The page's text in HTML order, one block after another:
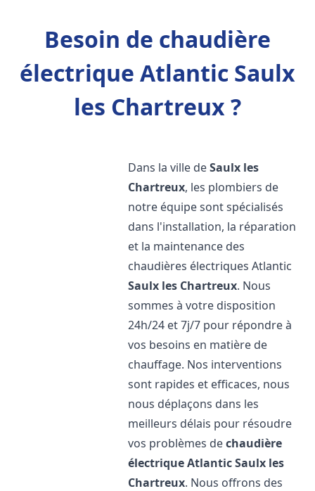
Besoin de chaudière
électrique Atlantic Saulx
les Chartreux ?
Dans la ville deSaulx les
Chartreux, les plombiers de
notre équipe sont spécialisés
dans l'installation, la réparation
et la maintenance des
chaudières électriques Atlantic
Saulx les Chartreux. Nous
sommes à votre disposition
24h/24 et 7j/7 pour répondre à
vos besoins en matière de
chauffage. Nos interventions
sont rapides et efficaces, nous
nous déplaçons dans les
meilleurs délais pour résoudre
vos problèmes dechaudière
électrique AtlanticSaulx les
Chartreux. Nous offrons des